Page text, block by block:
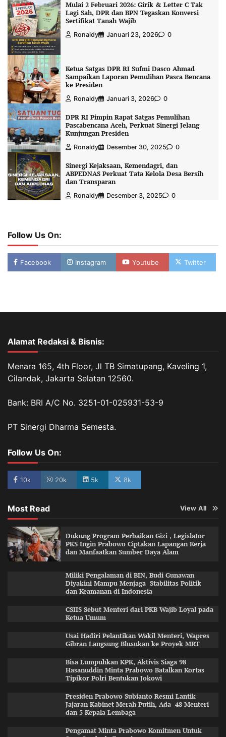
Mulai 2 Februari 2026: Girik & Letter C Tak
Lagi Sah, DPR dan BPN Tegaskan Konversi
Sertifikat Tanah Wajib
Ronaldy Januari 23, 2026 0
Ketua Satgas DPR RI Sufmi Dasco Ahmad
Sampaikan Laporan Pemulihan Pasca Bencana
ke Presiden
Ronaldy Januari 3, 2026 0
DPR RI Pimpin Rapat Satgas Pemulihan
Pascabencana Aceh, Perkuat Sinergi Jelang
Kunjungan Presiden
Ronaldy Desember 30, 2025 0
Sinergi Kejaksaan, Kemendagri, dan
ABPEDNAS Perkuat Tata Kelola Desa Bersih
dan Transparan
Ronaldy Desember 3, 2025 0
Follow Us On:
Facebook Instagram Youtube Twitter
Alamat Redaksi & Bisnis:
Menara 165, 4th Floor, Jl TB Simatupang, Kaveling 1,
Cilandak, Jakarta Selatan 12560.
Bank: BRI A/C No. 3251-01-025931-53-9
PT Sinergi Dharma Semesta.
Follow Us On:
10k 20k 5k 8k
Most Read View All
Dukung Program Perbaikan Gizi , Legislator
PKS Ingin Prabowo Ciptakan Lapangan Kerja
dan Manfaatkan Sumber Daya Alam
Miliki Pengalaman di BIN, Budi Gunawan
Diyakini Mampu Menjaga Stabilitas Politik
dan Keamanan di Indonesia
CSIIS Sebut Menteri dari PKB Wajib Loyal pada
Ketua Umum
Usai Hadiri Pelantikan Wakil Menteri, Wapres
Gibran Langsung Blusukan ke Proyek MRT
Bisa Lumpuhkan KPK, Aktivis Siaga 98
Hasanuddin Minta Prabowo Batalkan Kortas
Tipikor Polri Bentukan Jokowi
Presiden Prabowo Subianto Resmi Lantik
Jajaran Kabinet Merah Putih, Ada 48 Menteri
dan 5 Kepala Lembaga
Pengamat Minta Prabowo Komitmen Untuk